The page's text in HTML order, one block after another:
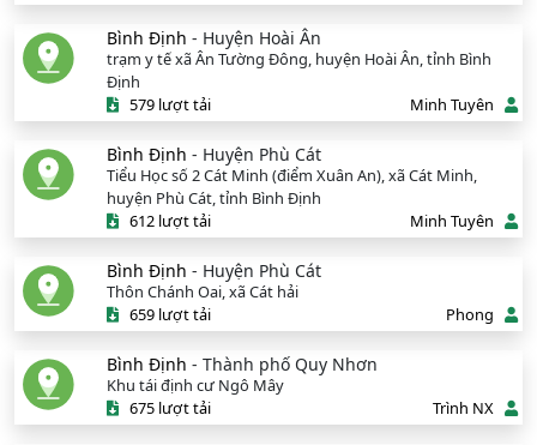
Bình Định - Huyện Hoài Ân
trạm y tế xã Ân Tường Đông, huyện Hoài Ân, tỉnh Bình
Định
579 lượt tải
Minh Tuyên
Bình Định - Huyện Phù Cát
Tiểu Học số 2 Cát Minh (điểm Xuân An), xã Cát Minh,
huyện Phù Cát, tỉnh Bình Định
612 lượt tải
Minh Tuyên
Bình Định - Huyện Phù Cát
Thôn Chánh Oai, xã Cát hải
659 lượt tải
Phong
Bình Định - Thành phố Quy Nhơn
Khu tái định cư Ngô Mây
675 lượt tải
Trình NX